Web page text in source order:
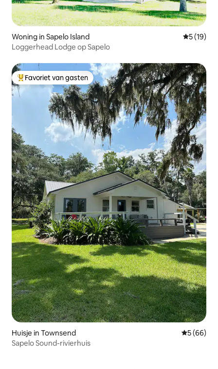
Woning in Sapelo Island
5 (19)
Loggerhead Lodge op Sapelo
Topfavoriet van gasten
Favoriet van gasten
Huisje in Townsend
5 (66)
Sapelo Sound-rivierhuis